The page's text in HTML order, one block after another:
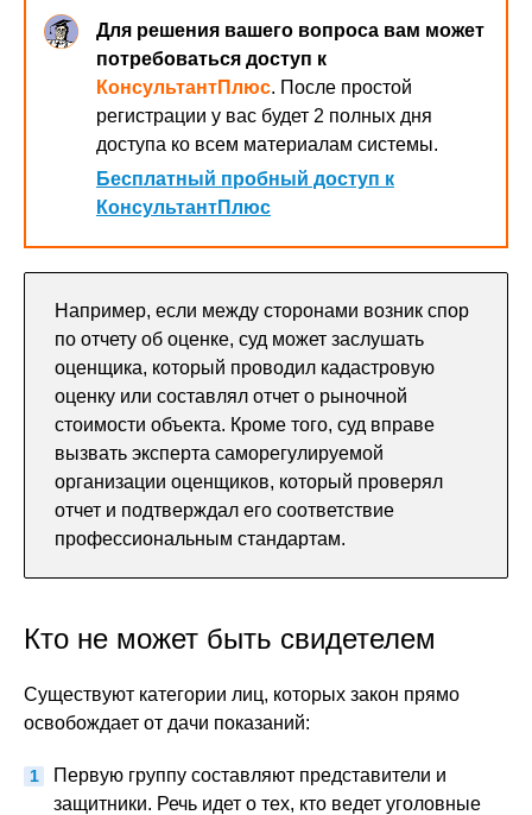
Для решения вашего вопроса вам может
потребоваться доступ к
КонсультантПлюс. После простой
регистрации у вас будет 2 полных дня
доступа ко всем материалам системы.
Бесплатный пробный доступ к
КонсультантПлюс
Например, если между сторонами возник спор
по отчету об оценке, суд может заслушать
оценщика, который проводил кадастровую
оценку или составлял отчет о рыночной
стоимости объекта. Кроме того, суд вправе
вызвать эксперта саморегулируемой
организации оценщиков, который проверял
отчет и подтверждал его соответствие
профессиональным стандартам.
Кто не может быть свидетелем
Существуют категории лиц, которых закон прямо
освобождает от дачи показаний:
Первую группу составляют представители и
защитники. Речь идет о тех, кто ведет уголовные